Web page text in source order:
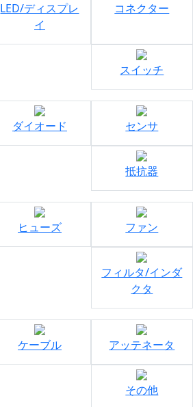
LED/ディスプレ
イ
コネクター
スイッチ
ダイオード センサ
抵抗器
ヒューズ ファン
フィルタ/インダ
クタ
ケーブル アッテネータ
その他